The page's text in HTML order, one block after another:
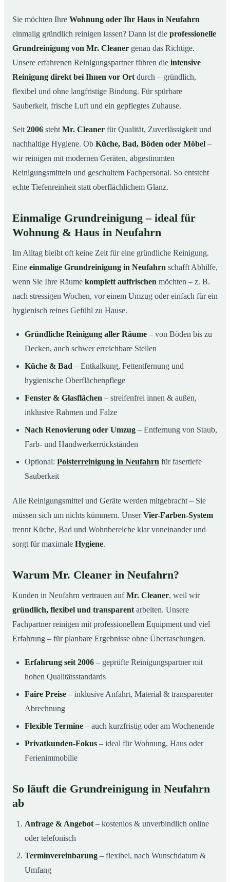
04 So läuft die Grundreinigung in Neufahrn ab
05 Wann ist eine Grundreinigung sinnvoll?
06Grundreinigung in Neufahrn & Umgebung
Jetzt kostenloses Angebot anfordern
Sie möchten Ihre Wohnung oder Ihr Haus in Neufahrn
einmalig gründlich reinigen lassen? Dann ist die professionelle
Grundreinigung von Mr. Cleaner genau das Richtige.
Unsere erfahrenen Reinigungspartner führen die intensive
Reinigung direkt bei Ihnen vor Ort durch – gründlich,
flexibel und ohne langfristige Bindung. Für spürbare
Sauberkeit, frische Luft und ein gepflegtes Zuhause.
Seit 2006 steht Mr. Cleaner für Qualität, Zuverlässigkeit und
nachhaltige Hygiene. Ob Küche, Bad, Böden oder Möbel –
wir reinigen mit modernen Geräten, abgestimmten
Reinigungsmitteln und geschultem Fachpersonal. So entsteht
echte Tiefenreinheit statt oberflächlichem Glanz.
Einmalige Grundreinigung – ideal für
Wohnung & Haus in Neufahrn
Im Alltag bleibt oft keine Zeit für eine gründliche Reinigung.
Eine einmalige Grundreinigung in Neufahrn schafft Abhilfe,
wenn Sie Ihre Räume komplett auffrischen möchten – z. B.
nach stressigen Wochen, vor einem Umzug oder einfach für ein
hygienisch reines Gefühl zu Hause.
Gründliche Reinigung aller Räume – von Böden bis zu
Decken, auch schwer erreichbare Stellen
Küche & Bad – Entkalkung, Fettentfernung und
hygienische Oberflächenpflege
Fenster & Glasflächen – streifenfrei innen & außen,
inklusive Rahmen und Falze
Nach Renovierung oder Umzug – Entfernung von Staub,
Farb- und Handwerkerrückständen
Optional: Polsterreinigung in Neufahrn für fasertiefe
Sauberkeit
Alle Reinigungsmittel und Geräte werden mitgebracht – Sie
müssen sich um nichts kümmern. UnserVier-Farben-System
trennt Küche, Bad und Wohnbereiche klar voneinander und
sorgt für maximale Hygiene.
Warum Mr. Cleaner in Neufahrn?
Kunden in Neufahrn vertrauen aufMr. Cleaner, weil wir
gründlich, flexibel und transparent arbeiten. Unsere
Fachpartner reinigen mit professionellem Equipment und viel
Erfahrung – für planbare Ergebnisse ohne Überraschungen.
Erfahrung seit 2006 – geprüfte Reinigungspartner mit
hohen Qualitätsstandards
Faire Preise – inklusive Anfahrt, Material & transparenter
Abrechnung
Flexible Termine – auch kurzfristig oder am Wochenende
Privatkunden-Fokus – ideal für Wohnung, Haus oder
Ferienimmobilie
So läuft die Grundreinigung in Neufahrn
ab
Anfrage & Angebot – kostenlos & unverbindlich online
oder telefonisch
Terminvereinbarung – flexibel, nach Wunschdatum &
Umfang